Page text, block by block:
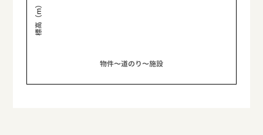
標高（m）
物件〜道のり〜施設